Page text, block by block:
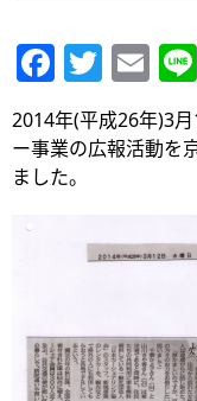
2014年(平成26年)3
ー事業の広報活動を
ました。